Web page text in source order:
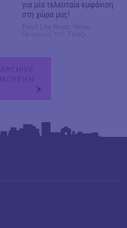
για μία τελευταία εμφάνιση
στη χώρα μας!
ARCHIVE
ΜΟΥΣΙΚΗ